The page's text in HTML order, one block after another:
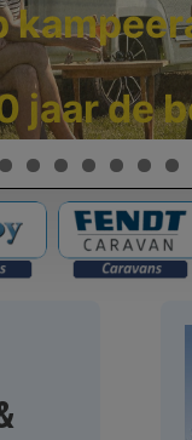
jaar de